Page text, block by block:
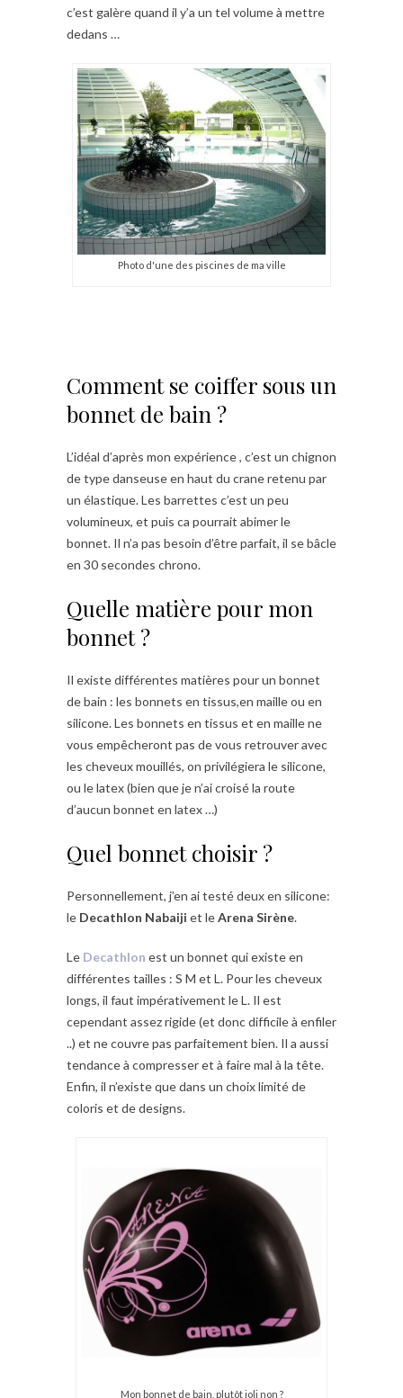
c’est galère quand il y’a un tel volume à mettre
dedans …
Photo d'une des piscines de ma ville
Comment se coiffer sous un
bonnet de bain ?
L’idéal d’après mon expérience , c’est un chignon
de type danseuse en haut du crane retenu par
un élastique. Les barrettes c’est un peu
volumineux, et puis ca pourrait abimer le
bonnet. Il n’a pas besoin d’être parfait, il se bâcle
en 30 secondes chrono.
Quelle matière pour mon
bonnet ?
Il existe différentes matières pour un bonnet
de bain : les bonnets en tissus,en maille ou en
silicone. Les bonnets en tissus et en maille ne
vous empêcheront pas de vous retrouver avec
les cheveux mouillés, on privilégiera le silicone,
ou le latex (bien que je n’ai croisé la route
d’aucun bonnet en latex …)
Quel bonnet choisir ?
Personnellement, j’en ai testé deux en silicone:
le Decathlon Nabaiji et leArena Sirène.
Le Decathlon est un bonnet qui existe en
différentes tailles : S M et L. Pour les cheveux
longs, il faut impérativement le L. Il est
cependant assez rigide (et donc difficile à enfiler
..) et ne couvre pas parfaitement bien. Il a aussi
tendance à compresser et à faire mal à la tête.
Enfin, il n’existe que dans un choix limité de
coloris et de designs.
Mon bonnet de bain, plutôt joli non ?